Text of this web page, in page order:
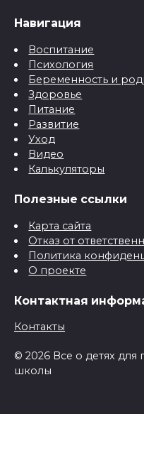
Навигация
Воспитание
Психология
Беременность и
Здоровье
Питание
Развитие
Уход
Видео
Калькуляторы
Полезные ссылки
Карта сайта
Отказ от
Политика
О проекте
Контактная
Контакты
© 2026 Все о детях
школы